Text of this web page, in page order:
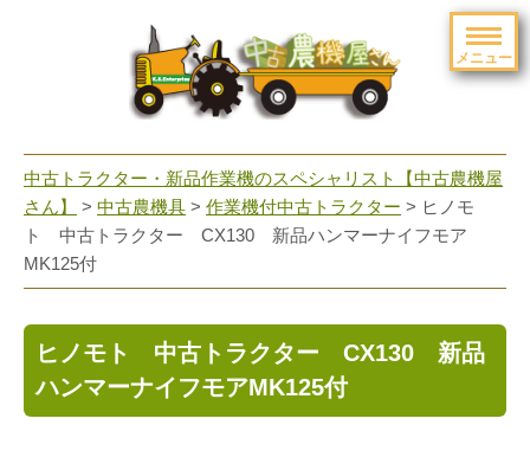
メニュー
navigation
中古トラクター・新品作業機のスペシャリスト【中古農機屋
さん】
> 中古農機具 > 作業機付中古トラクター > ヒノモ
ト 中古トラクター CX130 新品ハンマーナイフモア
MK125付
ヒノモト 中古トラクター CX130 新品
ハンマーナイフモアMK125付